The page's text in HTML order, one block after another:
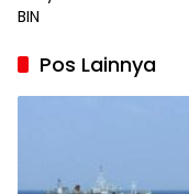
Pos Lainnya